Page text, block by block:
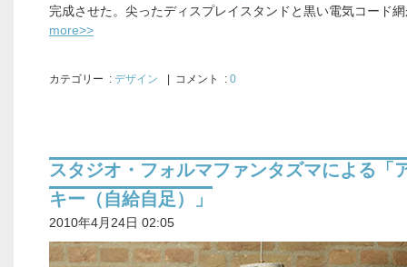
完成させた。尖ったディスプレイスタンドと黒い電気コード
more>>
カテゴリー : デザイン | コメント : 0
スタジオ・フォルマファンタズマによる「
キー（自給自足）」
2010年4月24日 02:05